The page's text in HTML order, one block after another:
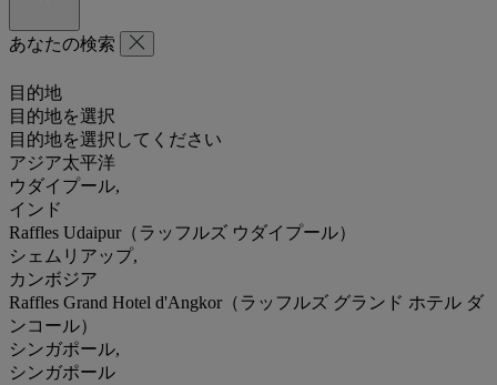
あなたの検索
目的地
目的地を選択
目的地を選択してください
アジア太平洋
ウダイプール,
インド
Raffles Udaipur（ラッフルズ ウダイプール）
シェムリアップ,
カンボジア
Raffles Grand Hotel d'Angkor（ラッフルズ グランド ホテル ダ
ンコール）
シンガポール,
シンガポール